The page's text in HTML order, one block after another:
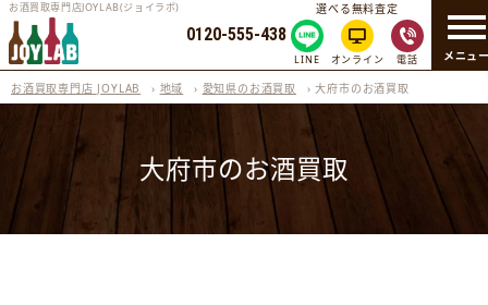
メニュ
お酒買取専門店JOYLAB(ジョイラボ)
0120-555-438
選べる無料査定
LINE オンライン 電話
お酒買取専門店 JOYLAB › 地域 › 愛知県のお酒買取 ›大府市のお酒買取
大府市のお酒買取